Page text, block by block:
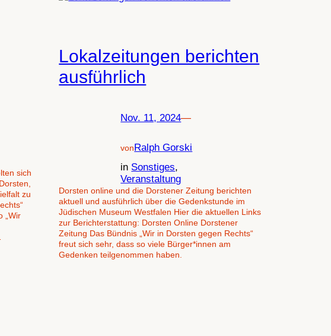
sich
zu
„Wir
Lokalzeitungen berichten
ausführlich
Nov. 11, 2024—
vonRalph Gorski
in Sonstiges
Veranstaltung
Dorsten online und die Dorstener Zeitung berichten
aktuell und ausführlich über die Gedenkstunde im
Jüdischen Museum Westfalen Hier die aktuellen Links
zur Berichterstattung: Dorsten Online Dorstener
Zeitung Das Bündnis „Wir in Dorsten gegen Rechts“
freut sich sehr, dass so viele Bürger*innen am
Gedenken teilgenommen haben.